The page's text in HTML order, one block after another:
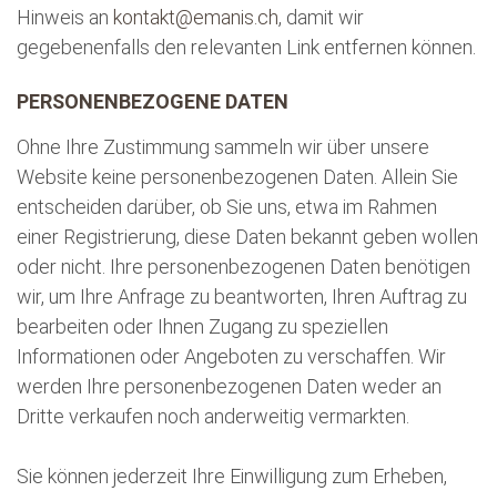
Hinweis an kontakt@emanis.ch, damit wir
gegebenenfalls den relevanten Link entfernen können.
PERSONENBEZOGENE DATEN
Ohne Ihre Zustimmung sammeln wir über unsere
Website keine personenbezogenen Daten. Allein Sie
entscheiden darüber, ob Sie uns, etwa im Rahmen
einer Registrierung, diese Daten bekannt geben wollen
oder nicht. Ihre personenbezogenen Daten benötigen
wir, um Ihre Anfrage zu beantworten, Ihren Auftrag zu
bearbeiten oder Ihnen Zugang zu speziellen
Informationen oder Angeboten zu verschaffen. Wir
werden Ihre personenbezogenen Daten weder an
Dritte verkaufen noch anderweitig vermarkten.
Sie können jederzeit Ihre Einwilligung zum Erheben,